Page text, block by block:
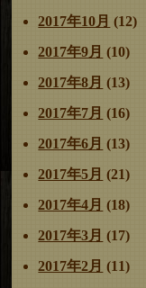
2017年10月 (12)
2017年9月 (10)
2017年8月 (13)
2017年7月 (16)
2017年6月 (13)
2017年5月 (21)
2017年4月 (18)
2017年3月 (17)
2017年2月 (11)